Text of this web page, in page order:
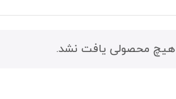
هیچ محصولی یافت نشد.